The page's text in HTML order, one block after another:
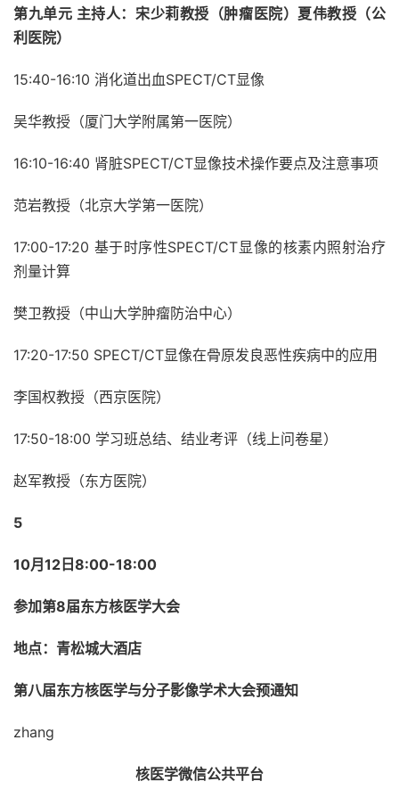
第九单元 主持人：宋少莉教授（肿瘤医院）夏伟教授（公
利医院）
15:40-16:10 消化道出血SPECT/CT显像
吴华教授（厦门大学附属第一医院）
16:10-16:40 肾脏SPECT/CT显像技术操作要点及注意事项
范岩教授（北京大学第一医院）
17:00-17:20 基于时序性SPECT/CT显像的核素内照射治疗
剂量计算
樊卫教授（中山大学肿瘤防治中心）
17:20-17:50 SPECT/CT显像在骨原发良恶性疾病中的应用
李国权教授（西京医院）
17:50-18:00 学习班总结、结业考评（线上问卷星）
赵军教授（东方医院）
5
10月12日8:00-18:00
参加第8届东方核医学大会
地点：青松城大酒店
第八届东方核医学与分子影像学术大会预通知
zhang
核医学微信公共平台